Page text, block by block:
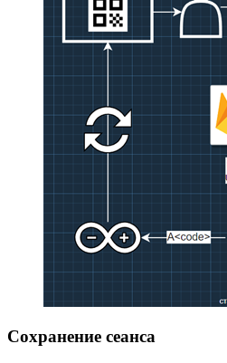
Сохранение сеанса